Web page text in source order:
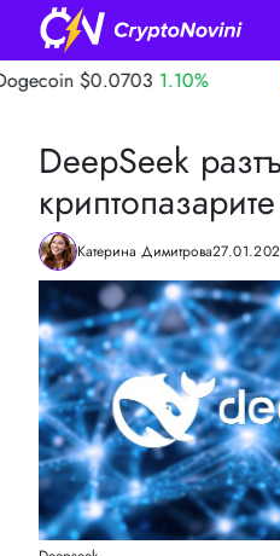
1.10%
DeepSeek
криптопазарите
Катерина Димитрова